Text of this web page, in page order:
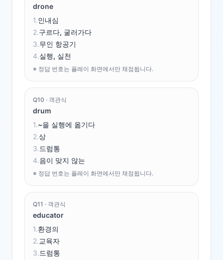
drone
1.인내심
2.구르다, 굴러가다
3.무인 항공기
4.실행, 실천
※ 정답 번호는 플레이 화면에서만 채점됩니다.
Q10 · 객관식
drum
1.~을 실행에 옮기다
2.상
3.드럼통
4.음이 맞지 않는
※ 정답 번호는 플레이 화면에서만 채점됩니다.
Q11 · 객관식
educator
1.환경의
2.교육자
3.드럼통